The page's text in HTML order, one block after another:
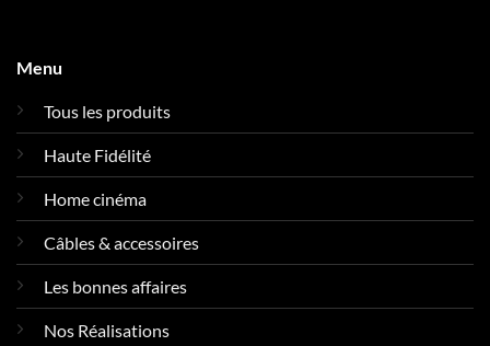
Menu
Tous les produits
Haute Fidélité
Home cinéma
Câbles & accessoires
Les bonnes affaires
Nos Réalisations